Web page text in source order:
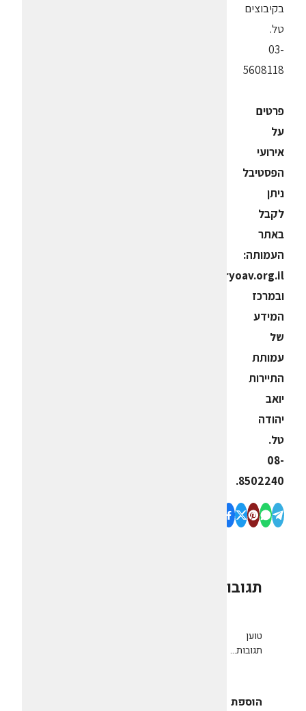
בקיבוצים
טל.
03-
5608118
פרטים
על
אירועי
הפסטיבל
ניתן
לקבל
באתר
העמותה:
www.touryoav.org.il
ובמרכז
המידע
של
עמותת
התיירות
יואב
יהודה
טל.
08-
8502240.
תגובות
טוען
תגובות...
הוספת